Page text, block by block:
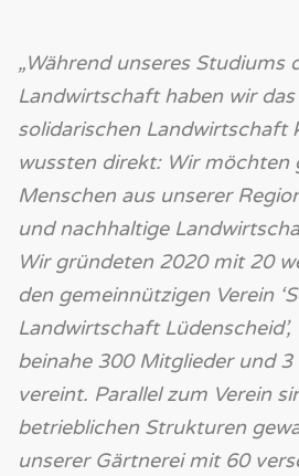
„Während unseres Studiums
Landwirtschaft haben wir
solidarischen Landwirtschaft
wussten direkt: Wir möchten
Menschen aus unserer
und nachhaltige
Wir gründeten 2020 mit 20
den gemeinnützigen Verein
Landwirtschaft
beinahe 300 Mitglieder und
vereint. Parallel zum Verein
betrieblichen Strukturen
unserer Gärtnerei mit 60